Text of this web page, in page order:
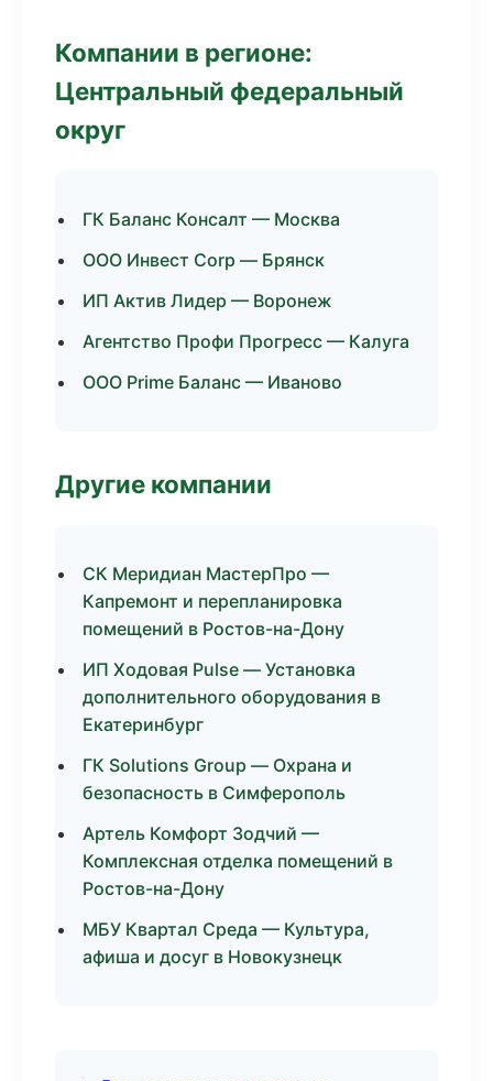
Компании в регионе:
Центральный федеральный
округ
ГК Баланс Консалт — Москва
ООО Инвест Corp — Брянск
ИП Актив Лидер — Воронеж
Агентство Профи Прогресс — Калуга
ООО Prime Баланс — Иваново
Другие компании
СК Меридиан МастерПро —
Капремонт и перепланировка
помещений в Ростов-на-Дону
ИП Ходовая Pulse — Установка
дополнительного оборудования в
Екатеринбург
ГК Solutions Group — Охрана и
безопасность в Симферополь
Артель Комфорт Зодчий —
Комплексная отделка помещений в
Ростов-на-Дону
МБУ Квартал Среда — Культура,
афиша и досуг в Новокузнецк